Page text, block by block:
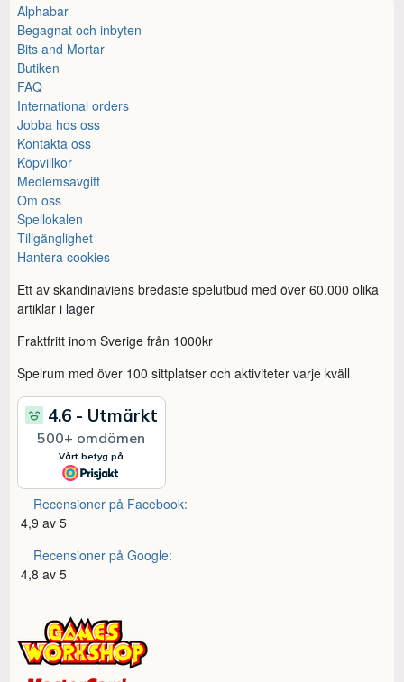
Alphabar
Begagnat och inbyten
Bits and Mortar
Butiken
FAQ
International orders
Jobba hos oss
Kontakta oss
Köpvillkor
Medlemsavgift
Om oss
Spellokalen
Tillgänglighet
Hantera cookies
Ett av skandinaviens bredaste spelutbud med över 60.000 olika
artiklar i lager
Fraktfritt inom Sverige från 1000kr
Spelrum med över 100 sittplatser och aktiviteter varje kväll
Recensioner på Facebook:
4,9 av 5
Recensioner på Google:
4,8 av 5